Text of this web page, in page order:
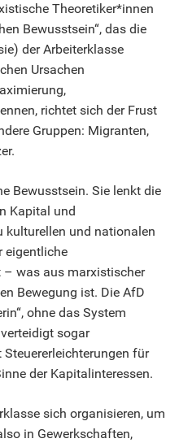
Theoretiker*innen
Bewusstsein“, das die
der Arbeiterklasse
Ursachen
richtet sich der Frust
Gruppen: Migranten,
Bewusstsein. Sie lenkt die
Kapital und
kulturellen und nationalen
eigentliche
– was aus marxistischer
Bewegung ist. Die AfD
ohne das System
sogar
für
der Kapitalinteressen.
sich organisieren, um
in Gewerkschaften,